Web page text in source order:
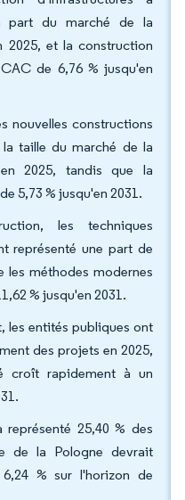
part du marché de la
2025, et la construction
de 6,76 % jusqu'en
nouvelles constructions
taille du marché de la
2025, tandis que la
5,73 % jusqu'en 2031.
les techniques
représenté une part de
les méthodes modernes
% jusqu'en 2031.
les entités publiques ont
des projets en 2025,
croît rapidement à un
25,40 % des
de la Pologne devrait
% sur l'horizon de